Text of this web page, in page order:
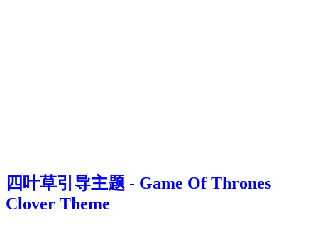
四叶草引导主题 - Game Of Thrones
Clover Theme